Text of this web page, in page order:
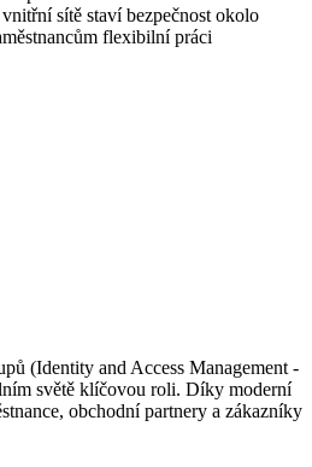
sítě staví bezpečnost okolo
flexibilní práci
(Identity and Access Management -
světě klíčovou roli. Díky moderní
obchodní partnery a zákazníky